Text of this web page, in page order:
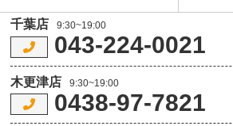
千葉店 9:30~19:00
043-224-0021
木更津店 9:30~19:00
0438-97-7821